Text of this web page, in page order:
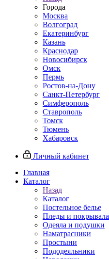
Города
Москва
Волгоград
Екатеринбург
Казань
Краснодар
Новосибирск
Омск
Пермь
Ростов-на-Дону
Санкт-Петербург
Симферополь
Ставрополь
Томск
Тюмень
Хабаровск
Личный кабинет
Главная
Каталог
Назад
Каталог
Постельное белье
Пледы и покрывала
Одеяла и подушки
Наматрасники
Простыни
Пододеяльники